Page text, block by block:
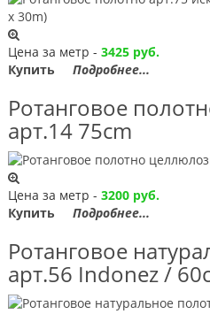
Цена за метр - 3425 руб.
Купить
Подробнее...
Ротанговое
арт.14 75сm
Цена за метр - 3200 руб.
Купить
Подробнее...
Ротанговое
арт.56 Indonez /